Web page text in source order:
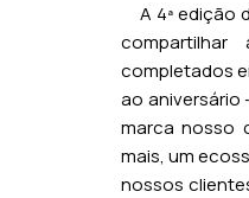
A 4ª edição
completados
ao aniversário
marca nosso
mais, um
nossos